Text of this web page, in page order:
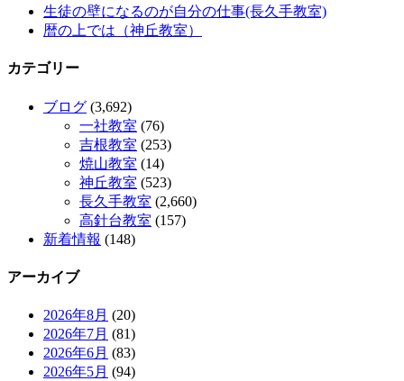
生徒の壁になるのが自分の仕事(長久手教室)
暦の上では（神丘教室）
カテゴリー
ブログ (3,692)
一社教室 (76)
吉根教室 (253)
焼山教室 (14)
神丘教室 (523)
長久手教室 (2,660)
高針台教室 (157)
新着情報 (148)
アーカイブ
2026年8月 (20)
2026年7月 (81)
2026年6月 (83)
2026年5月 (94)